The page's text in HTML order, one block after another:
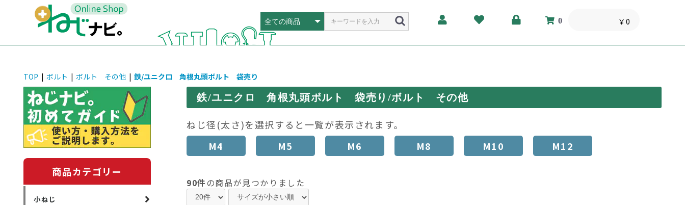
0 ￥0
TOP | ボルト | ボルト その他 | 鉄/ユニクロ 角根丸頭ボルト 袋売り
商品カテゴリー
小ねじ
鉄/ユニクロ 角根丸頭ボルト 袋売り/ボルト その他
ねじ径(太さ)を選択すると一覧が表示されます。
M4
M5 M6 M8 M10 M12
90件 の商品が見つかりました